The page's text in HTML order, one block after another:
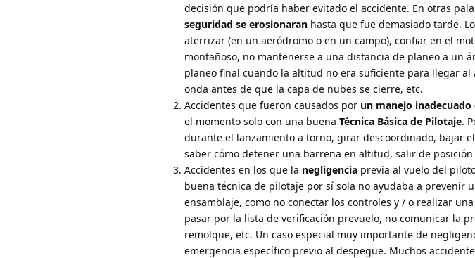
decisión que podría haber evitado el accidente. En otras
seguridad se erosionaran hasta que fue demasiado tarde.
aterrizar (en un aeródromo o en un campo), confiar en el
montañoso, no mantenerse a una distancia de planeo a un
planeo final cuando la altitud no era suficiente para llegar
onda antes de que la capa de nubes se cierre, etc.
Accidentes que fueron causados por un manejo inadecuado
el momento solo con una buena Técnica Básica de Pilotaje.
durante el lanzamiento a torno, girar descoordinado, bajar
saber cómo detener una barrena en altitud, salir de
Accidentes en los que la negligencia previa al vuelo del
buena técnica de pilotaje por sí sola no ayudaba a prevenir
ensamblaje, como no conectar los controles y / o realizar
pasar por la lista de verificación prevuelo, no comunicar la
remolque, etc. Un caso especial muy importante de
emergencia específico previo al despegue. Muchos